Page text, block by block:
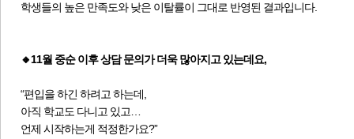
학생들의 높은 만족도와 낮은 이탈률이 그대로 반영된 결과입니다.
🔸11월 중순 이후 상담 문의가 더욱 많아지고 있는데요,
“편입을 하긴 하려고 하는데,
아직 학교도 다니고 있고…
언제 시작하는게 적정한가요?”